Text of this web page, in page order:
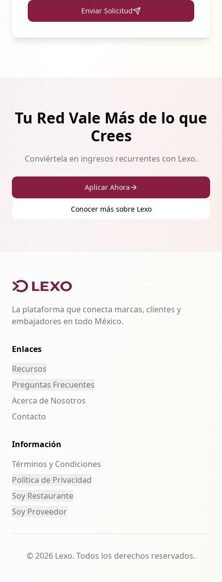
Enviar Solicitud
Tu Red Vale Más de lo que
Crees
Conviértela en ingresos recurrentes con Lexo.
Aplicar Ahora
Conocer más sobre Lexo
La plataforma que conecta marcas, clientes y
embajadores en todo México.
Enlaces
Recursos
Preguntas Frecuentes
Acerca de Nosotros
Contacto
Información
Términos y Condiciones
Política de Privacidad
Soy Restaurante
Soy Proveedor
© 2026 Lexo. Todos los derechos reservados.